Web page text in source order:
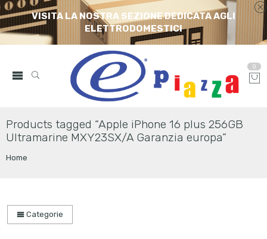
VISITA LA NOSTRA SEZIONE DEDICATA AGLI
ELETTRODOMESTICI
0
Products tagged “Apple iPhone 16 plus 256GB
Ultramarine MXY23SX/A Garanzia europa”
Home
Categorie